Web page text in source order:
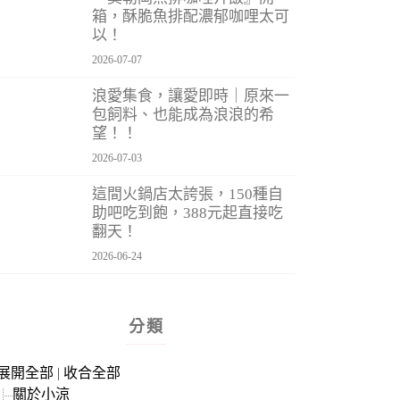
箱，酥脆魚排配濃郁咖哩太可
以！
2026-07-07
浪愛集食，讓愛即時｜原來一
包飼料、也能成為浪浪的希
望！！
2026-07-03
這間火鍋店太誇張，150種自
助吧吃到飽，388元起直接吃
翻天！
2026-06-24
分類
開全部 | 收合全部
關於小涼